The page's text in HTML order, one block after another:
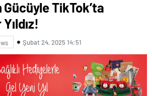
TikTok’ta
Şubat 24, 2025 14:51